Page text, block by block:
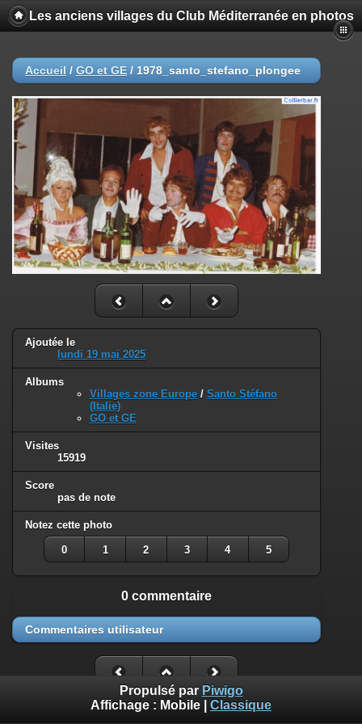
Les anciens villages du Club Méditerranée en photos
Accueil / GO et GE / 1978_santo_stefano_plongee
Ajoutée le
lundi 19 mai 2025
Albums
Villages zone Europe / Santo Stéfano
(Italie)
GO et GE
Visites
15919
Score
pas de note
Notez cette photo
0 1 2 3 4 5
0 commentaire
Commentaires utilisateur
Propulsé par Piwigo
Affichage : Mobile Classique